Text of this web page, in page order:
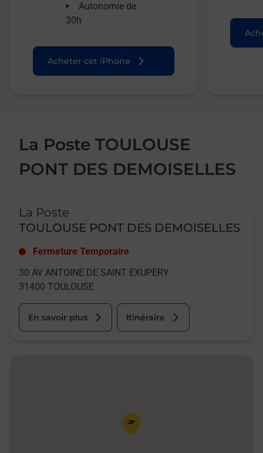
Autonomie de
30h
Acheter cet iPhone
La Poste TOULOUSE
PONT DES DEMOISELLES
La Poste
TOULOUSE PONT DES DEMOISELLES
Fermeture Temporaire
30 AV ANTOINE DE SAINT EXUPERY
31400 TOULOUSE
En savoir plus Itinéraire
Pin de la carte